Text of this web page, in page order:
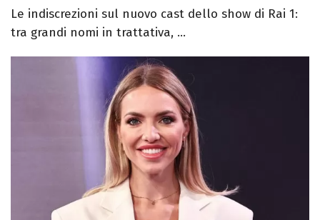
Le indiscrezioni sul nuovo cast dello show di Rai 1:
tra grandi nomi in trattativa, ...